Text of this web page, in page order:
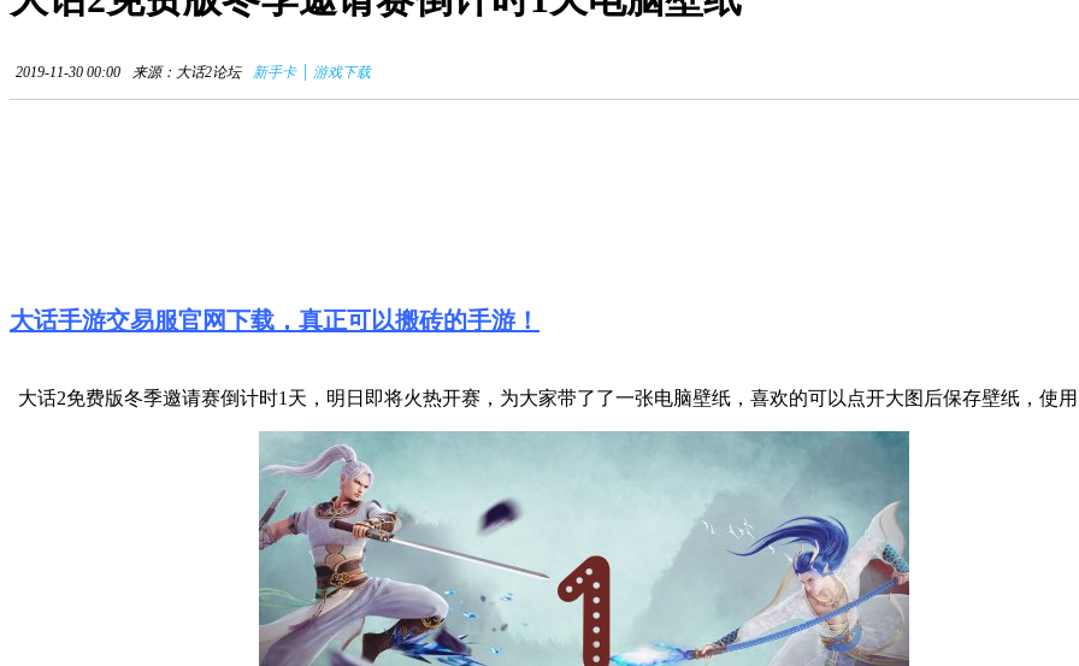
2019-11-30 00:00 来源：大话2论坛 新手卡 | 游戏下载
大话手游交易服官网下载，真正可以搬砖的手游！
大话2免费版冬季邀请赛倒计时1天，明日即将火热开赛，为大家带了了一张电脑壁纸，喜欢的可以点开大图后保存壁纸，使